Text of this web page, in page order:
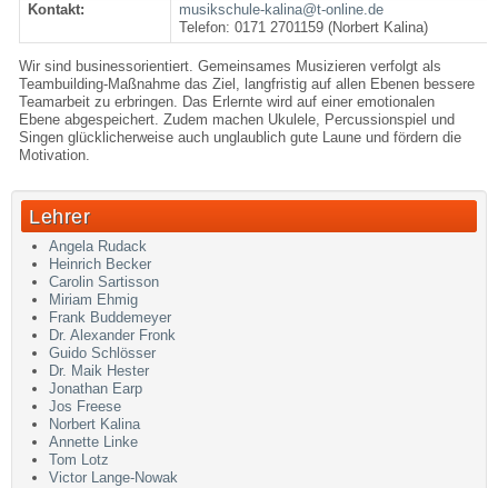
Kontakt:
musikschule-kalina@t-online.de
Telefon: 0171 2701159 (Norbert Kalina)
Wir sind businessorientiert. Gemeinsames Musizieren verfolgt als
Teambuilding-Maßnahme das Ziel, langfristig auf allen Ebenen bessere
Teamarbeit zu erbringen. Das Erlernte wird auf einer emotionalen
Ebene abgespeichert. Zudem machen Ukulele, Percussionspiel und
Singen glücklicherweise auch unglaublich gute Laune und fördern die
Motivation.
Lehrer
Angela Rudack
Heinrich Becker
Carolin Sartisson
Miriam Ehmig
Frank Buddemeyer
Dr. Alexander Fronk
Guido Schlösser
Dr. Maik Hester
Jonathan Earp
Jos Freese
Norbert Kalina
Annette Linke
Tom Lotz
Victor Lange-Nowak